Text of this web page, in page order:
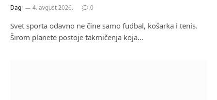
Dagi 4. avgust 2026. 0
Svet sporta odavno ne čine samo fudbal, košarka i tenis.
Širom planete postoje takmičenja koja…